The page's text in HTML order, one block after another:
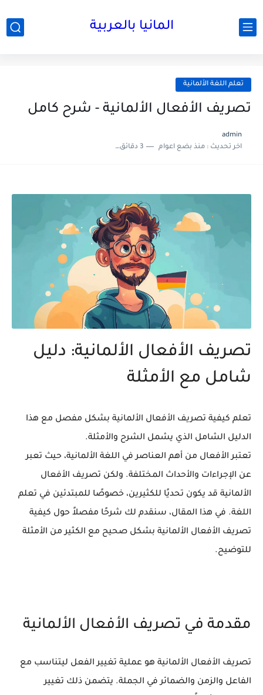
المانيا بالعربية
تعلم اللغة الألمانية
تصريف الأفعال الألمانية - شرح كامل
admin
اخر تحديث :منذ بضع اعوام 3 دقائق للقراءة
تصريف الأفعال الألمانية: دليل
شامل مع الأمثلة
تعلم كيفية تصريف الأفعال الألمانية بشكل مفصل مع هذا
الدليل الشامل الذي يشمل الشرح والأمثلة.
تعتبر الأفعال من أهم العناصر في اللغة الألمانية، حيث تعبر
عن الإجراءات والأحداث المختلفة. ولكن تصريف الأفعال
الألمانية قد يكون تحديًا للكثيرين، خصوصًا للمبتدئين في تعلم
اللغة. في هذا المقال، سنقدم لك شرحًا مفصلاً حول كيفية
تصريف الأفعال الألمانية بشكل صحيح مع الكثير من الأمثلة
للتوضيح.
مقدمة في تصريف الأفعال الألمانية
تصريف الأفعال الألمانية هو عملية تغيير الفعل ليتناسب مع
الفاعل والزمن والضمائر في الجملة. يتضمن ذلك تغيير